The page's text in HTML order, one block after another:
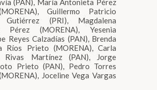
(PAN), María Antonieta Pérez
Guillermo Patricio
Gutiérrez (PRI), Magdalena
Pérez (MORENA), Yesenia
Reyes Calzadías (PAN), Brenda
Ríos Prieto (MORENA), Carla
Rivas Martínez (PAN), Jorge
Prieto (PAN), Pedro Torres
Joceline Vega Vargas